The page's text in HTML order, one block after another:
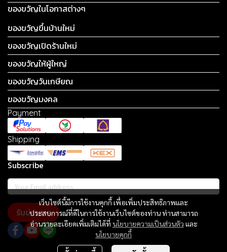
เว็บไซต์นี้มีการใช้งานคุกกี้ เพื่อเพิ่มประสิทธิภาพและ
ประสบการณ์ที่ดีในการใช้งานเว็บไซต์ของท่าน ท่านสามารถ
อ่านรายละเอียดเพิ่มเติมได้ที่ นโยบายความเป็นส่วนตัว และ
นโยบายคุกกี้
ของขวัญในโอกาสต่างๆ
ของขวัญขึ้นบ้านใหม่
ของขวัญเปิดร้านใหม่
ของขวัญให้ผู้ใหญ่
ของขวัญวันเกษียณ
ของขวัญมงคล
Payment
Shipping
Subscribe
รับข่าวสาร